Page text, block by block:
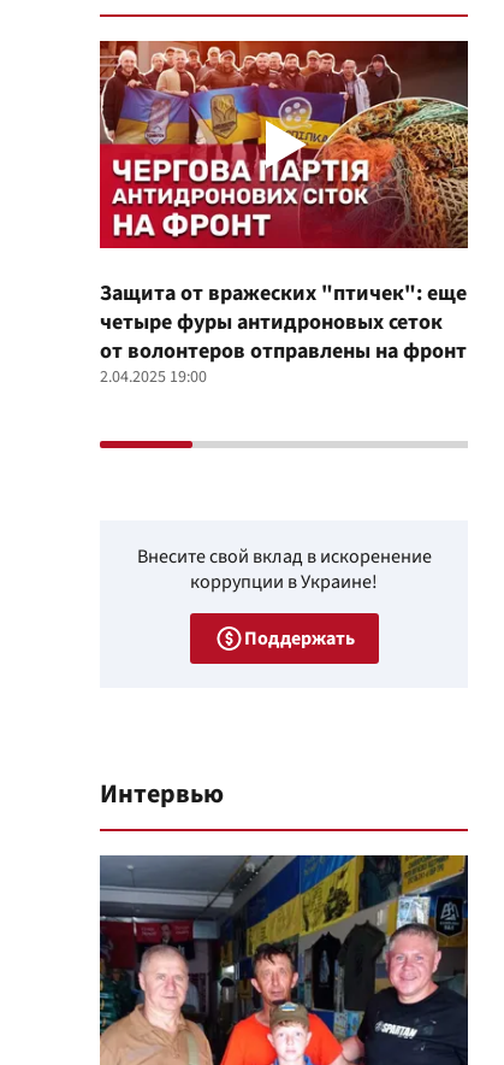
Защита от вражеских "птичек": еще
четыре фуры антидроновых сеток
от волонтеров отправлены на фронт
2.04.2025 19:00
Внесите свой вклад в искоренение
коррупции в Украине!
Поддержать
Интервью